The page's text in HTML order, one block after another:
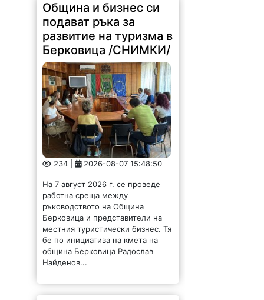
Община и бизнес си
подават ръка за
развитие на туризма в
Берковица /СНИМКИ/
234 | 2026-08-07 15:48:50
На 7 август 2026 г. се проведе
работна среща между
ръководството на Община
Берковица и представители на
местния туристически бизнес. Тя
бе по инициатива на кмета на
община Берковица Радослав
Найденов...